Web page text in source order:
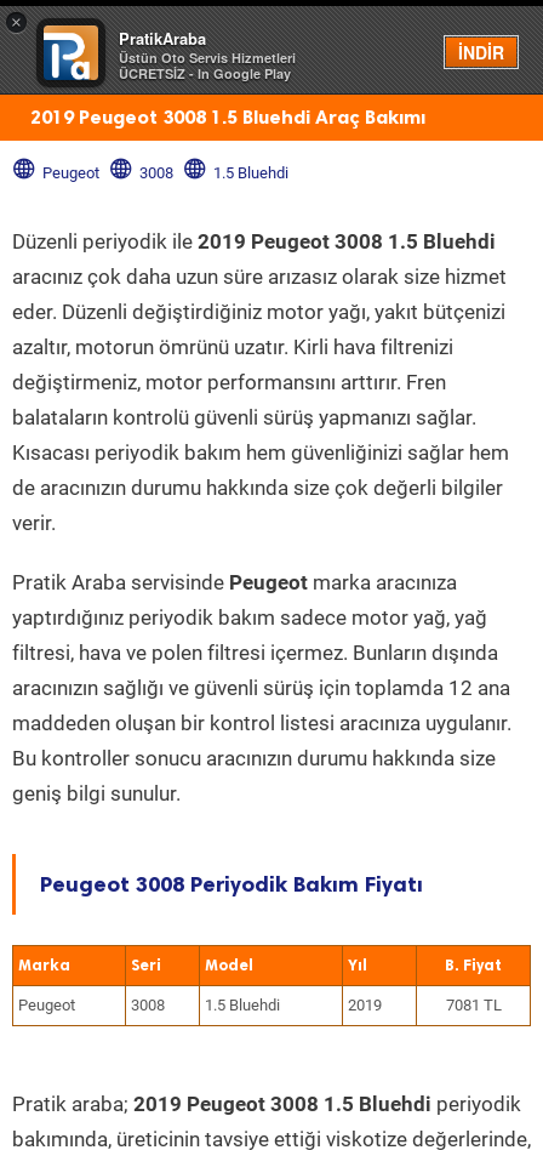
×
PratikAraba
Üstün Oto Servis Hizmetleri
ÜCRETSİZ - In Google Play
İNDİR
Menü
2019 Peugeot 3008 1.5 Bluehdi Araç Bakımı
Peugeot 3008 1.5 Bluehdi
Düzenli periyodik ile 2019 Peugeot 3008 1.5 Bluehdi
aracınız çok daha uzun süre arızasız olarak size hizmet
eder. Düzenli değiştirdiğiniz motor yağı, yakıt bütçenizi
azaltır, motorun ömrünü uzatır. Kirli hava filtrenizi
değiştirmeniz, motor performansını arttırır. Fren
balataların kontrolü güvenli sürüş yapmanızı sağlar.
Kısacası periyodik bakım hem güvenliğinizi sağlar hem
de aracınızın durumu hakkında size çok değerli bilgiler
verir.
Pratik Araba servisinde Peugeot marka aracınıza
yaptırdığınız periyodik bakım sadece motor yağ, yağ
filtresi, hava ve polen filtresi içermez. Bunların dışında
aracınızın sağlığı ve güvenli sürüş için toplamda 12 ana
maddeden oluşan bir kontrol listesi aracınıza uygulanır.
Bu kontroller sonucu aracınızın durumu hakkında size
geniş bilgi sunulur.
Peugeot 3008 Periyodik Bakım Fiyatı
Marka Seri Model Yıl
Peugeot 3008 1.5 Bluehdi 2019 7081 TL
Pratik araba; 2019 Peugeot 3008 1.5 Bluehdi periyodik
bakımında, üreticinin tavsiye ettiği viskotize değerlerinde,